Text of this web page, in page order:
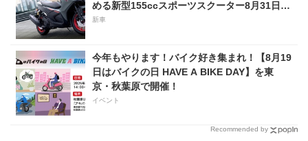
める新型155ccスポーツスクーター8月31日発
売。価格48万1800円
新車
今年もやります！バイク好き集まれ！【8月19
日はバイクの日 HAVE A BIKE DAY】を東
京・秋葉原で開催！
イベント
Recommended by